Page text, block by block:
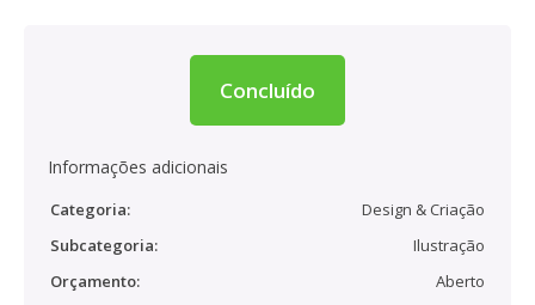
Concluído
Informações adicionais
Categoria:
Design & Criação
Subcategoria:
Ilustração
Orçamento:
Aberto